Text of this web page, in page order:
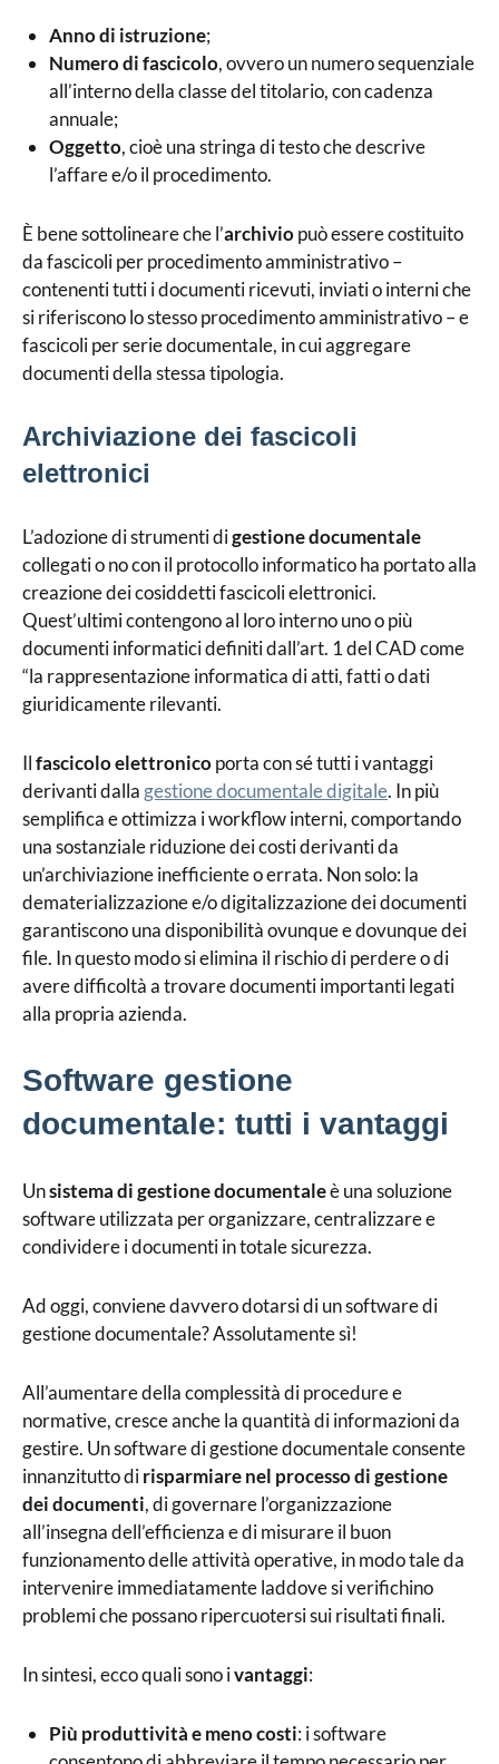
Anno di istruzione;
Numero di fascicolo, ovvero un numero sequenziale
all’interno della classe del titolario, con cadenza
annuale;
Oggetto, cioè una stringa di testo che descrive
l’affare e/o il procedimento.
È bene sottolineare che l’archiviopuò essere costituito
da fascicoli per procedimento amministrativo –
contenenti tutti i documenti ricevuti, inviati o interni che
si riferiscono lo stesso procedimento amministrativo – e
fascicoli per serie documentale, in cui aggregare
documenti della stessa tipologia.
Archiviazione dei fascicoli
elettronici
L’adozione di strumenti digestione documentale
collegati o no con il protocollo informatico ha portato alla
creazione dei cosiddetti fascicoli elettronici.
Quest’ultimi contengono al loro interno uno o più
documenti informatici definiti dall’art. 1 del CAD come
“la rappresentazione informatica di atti, fatti o dati
giuridicamente rilevanti.
Ilfascicolo elettronicoporta con sé tutti i vantaggi
derivanti dalla gestione documentale digitale. In più
semplifica e ottimizza i workflow interni, comportando
una sostanziale riduzione dei costi derivanti da
un’archiviazione inefficiente o errata. Non solo: la
dematerializzazione e/o digitalizzazione dei documenti
garantiscono una disponibilità ovunque e dovunque dei
file. In questo modo si elimina il rischio di perdere o di
avere difficoltà a trovare documenti importanti legati
alla propria azienda.
Software gestione
documentale: tutti i vantaggi
Unsistema di gestione documentaleè una soluzione
software utilizzata per organizzare, centralizzare e
condividere i documenti in totale sicurezza.
Ad oggi, conviene davvero dotarsi di un software di
gestione documentale? Assolutamente sì!
All’aumentare della complessità di procedure e
normative, cresce anche la quantità di informazioni da
gestire. Un software di gestione documentale consente
innanzitutto dirisparmiare nel processo di gestione
dei documenti, di governare l’organizzazione
all’insegna dell’efficienza e di misurare il buon
funzionamento delle attività operative, in modo tale da
intervenire immediatamente laddove si verifichino
problemi che possano ripercuotersi sui risultati finali.
In sintesi, ecco quali sono ivantaggi:
Più produttività e meno costi: i software